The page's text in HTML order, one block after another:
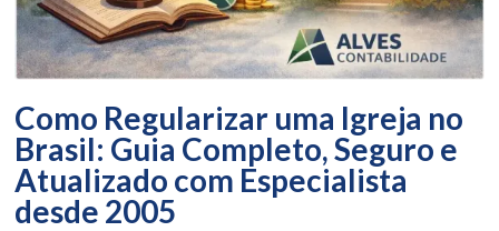
Como Regularizar uma Igreja no
Brasil: Guia Completo, Seguro e
Atualizado com Especialista
desde 2005